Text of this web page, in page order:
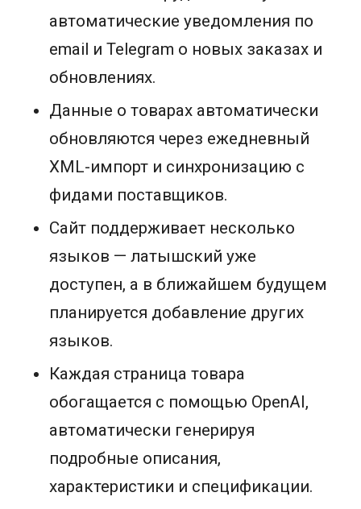
автоматические уведомления по
email и Telegram о новых заказах и
обновлениях.
Данные о товарах автоматически
обновляются через ежедневный
XML-импорт и синхронизацию с
фидами поставщиков.
Сайт поддерживает несколько
языков — латышский уже
доступен, а в ближайшем будущем
планируется добавление других
языков.
Каждая страница товара
обогащается с помощью OpenAI,
автоматически генерируя
подробные описания,
характеристики и спецификации.